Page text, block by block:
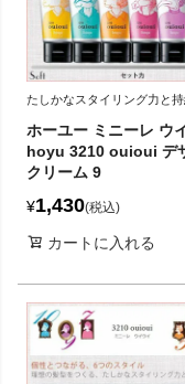
たしかなスタイリング力と
ホーユー ミニーレ ウ
hoyu 3210 ouioui デ
クリーム 9
¥1,430 税込
カートに入れる